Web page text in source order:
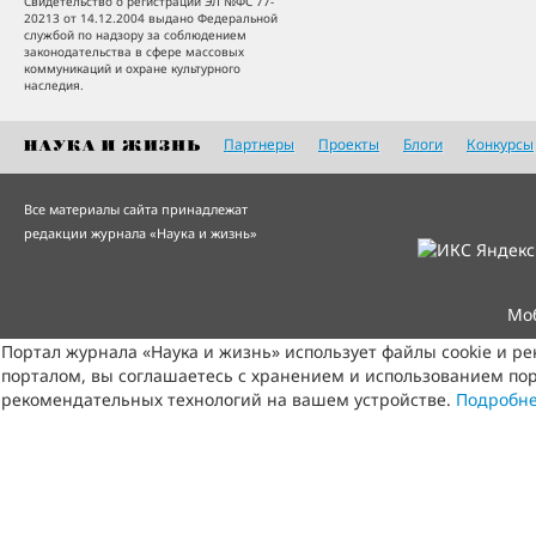
20213 от 14.12.2004 выдано Федеральной
службой по надзору за соблюдением
законодательства в сфере массовых
коммуникаций и охране культурного
наследия.
Партнеры Проекты Блоги Конкурсы
Все материалы сайта принадлежат
редакции журнала «Наука и жизнь»
Портал журнала «Наука и жизнь» использует файлы cookie и
порталом, вы соглашаетесь с хранением и использованием
рекомендательных технологий на вашем устройстве.